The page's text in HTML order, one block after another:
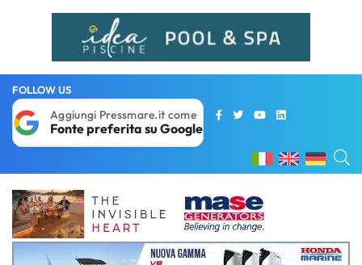
FOLLOW US
Aggiungi Pressmare.it come
Fonte preferita su Google